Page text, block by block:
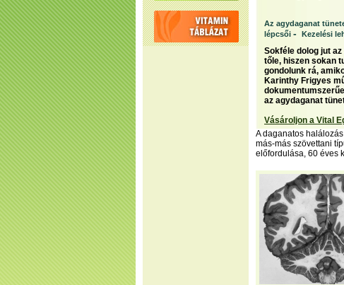
Az agydaganat
lépcsői - Kezelési
Sokféle dolog jut
tőle, hiszen sokan
gondolunk rá,
Karinthy Frigyes
az agydaganat
Vásároljon a Vital
A daganatos
más-más szövettani
előfordulása, 60 éves